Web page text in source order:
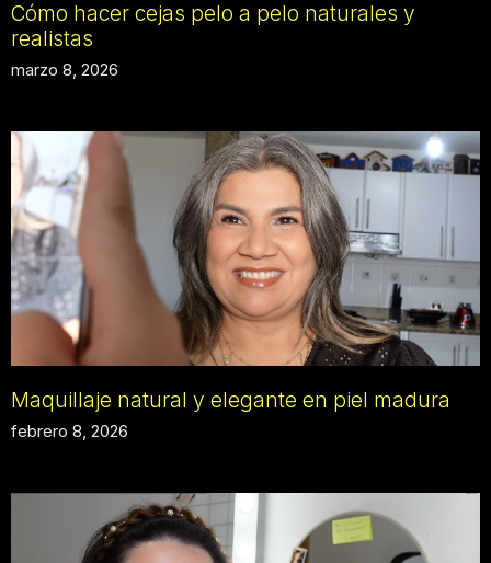
Cómo hacer cejas pelo a pelo naturales y
realistas
marzo 8, 2026
Maquillaje natural y elegante en piel madura
febrero 8, 2026